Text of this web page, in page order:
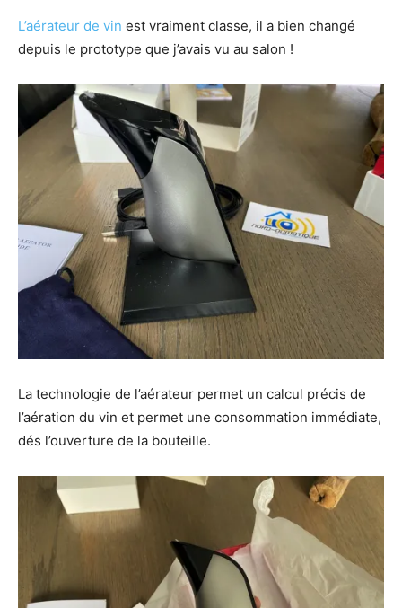
L’aérateur de vin est vraiment classe, il a bien changé
depuis le prototype que j’avais vu au salon !
La technologie de l’aérateur permet un calcul précis de
l’aération du vin et permet une consommation immédiate,
dés l’ouverture de la bouteille.